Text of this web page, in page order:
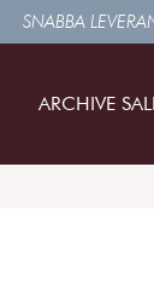
SNABBA
ARCHIVE